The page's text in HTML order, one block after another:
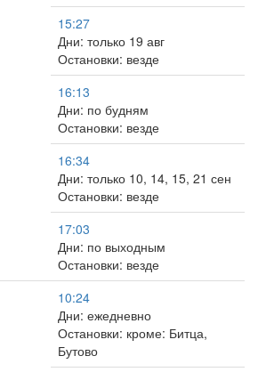
15:27
Дни: только 19 авг
Остановки: везде
16:13
Дни: по будням
Остановки: везде
16:34
Дни: только 10, 14, 15, 21 сен
Остановки: везде
17:03
Дни: по выходным
Остановки: везде
10:24
Дни: ежедневно
Остановки: кроме: Битца,
Бутово